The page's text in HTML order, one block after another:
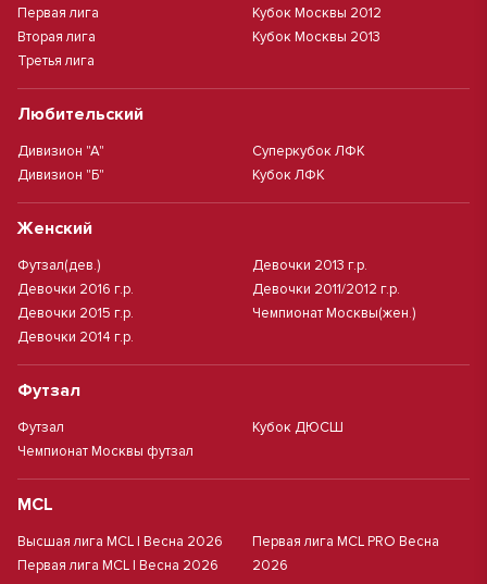
Первая лига
Вторая лига
Третья лига
Кубок Москвы 2012
Кубок Москвы 2013
Любительский
Дивизион "А"
Дивизион "Б"
Суперкубок ЛФК
Кубок ЛФК
Женский
Футзал(дев.)
Девочки 2016 г.р.
Девочки 2015 г.р.
Девочки 2014 г.р.
Девочки 2013 г.р.
Девочки 2011/2012 г.р.
Чемпионат Москвы(жен.)
Футзал
Футзал
Чемпионат Москвы футзал
Кубок ДЮСШ
MCL
Высшая лига MCL | Весна 2026
Первая лига MCL | Весна 2026
Первая лига MCL PRO Весна
2026